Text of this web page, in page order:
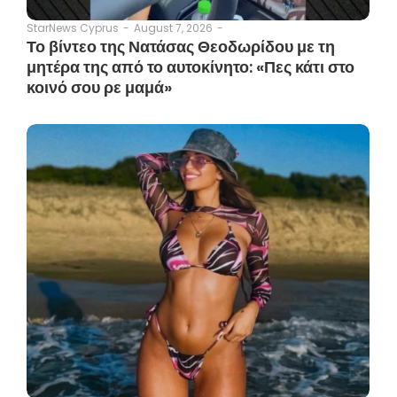
StarNews Cyprus - August 7, 2026 -
Το βίντεο της Νατάσας Θεοδωρίδου με τη
μητέρα της από το αυτοκίνητο: «Πες κάτι στο
κοινό σου ρε μαμά»